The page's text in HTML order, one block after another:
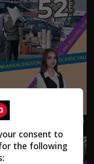
ارتفاع أسعار السلع الغذائية في
consent to
the following